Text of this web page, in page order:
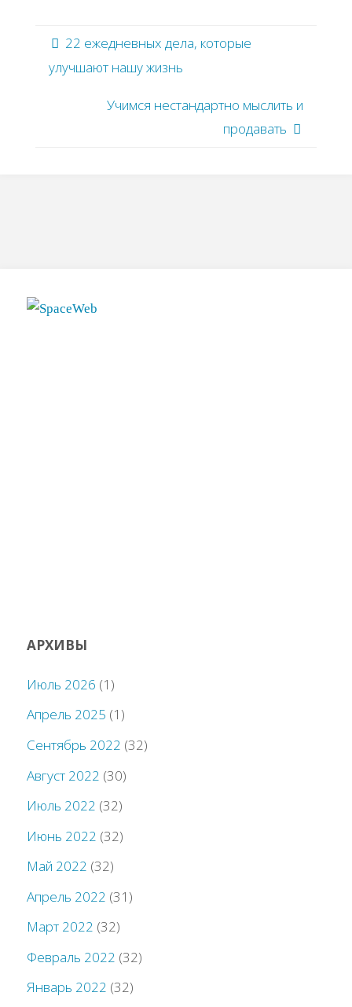
22 ежедневных дела, которые
улучшают нашу жизнь
Учимся нестандартно мыслить и
продавать
АРХИВЫ
Июль 2026 (1)
Апрель 2025 (1)
Сентябрь 2022 (32)
Август 2022 (30)
Июль 2022 (32)
Июнь 2022 (32)
Май 2022 (32)
Апрель 2022 (31)
Март 2022 (32)
Февраль 2022 (32)
Январь 2022 (32)